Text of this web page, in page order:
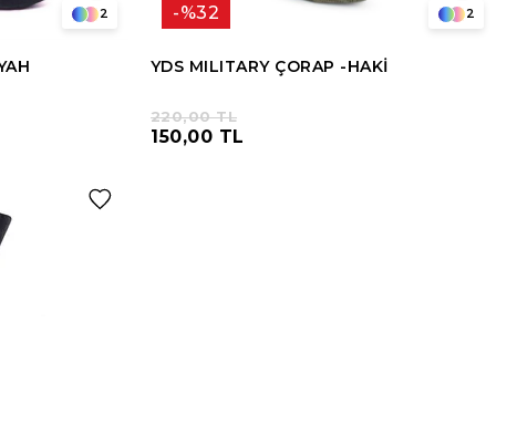
2
YDS MILITARY ÇORAP -HAKİ
%32
150,00 TL
220,00 TL
2